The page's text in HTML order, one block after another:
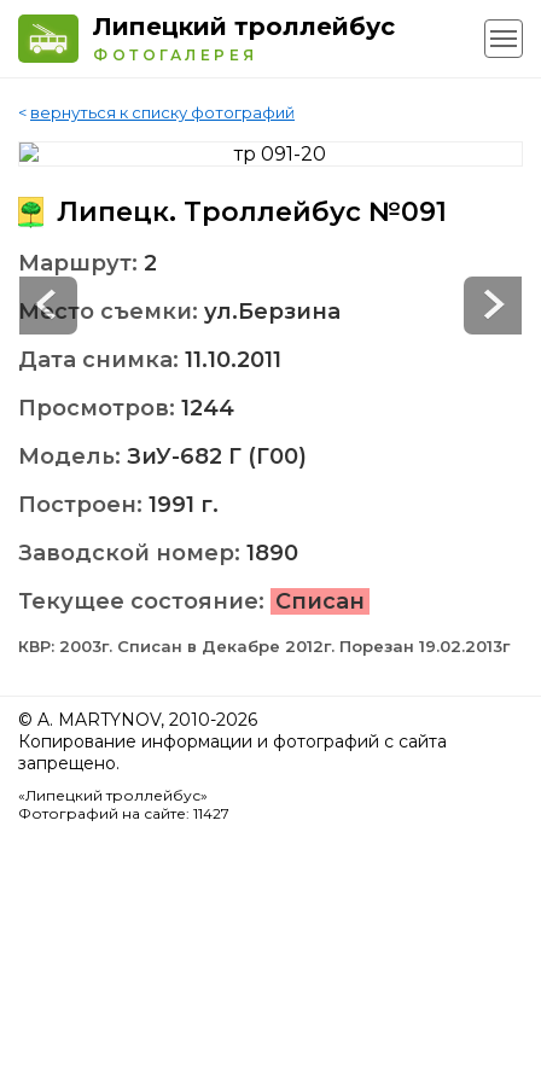
Липецкий троллейбус
ФОТОГАЛЕРЕЯ
< вернуться к списку фотографий
Липецк. Троллейбус №091
Маршрут: 2
Место съемки: ул.Берзина
Дата снимка: 11.10.2011
Просмотров: 1244
Модель: ЗиУ-682 Г (Г00)
Построен: 1991 г.
Заводской номер: 1890
Текущее состояние: Списан
КВР: 2003г. Списан в Декабре 2012г. Порезан 19.02.2013г
© A. MARTYNOV, 2010-2026
Копирование информации и фотографий с сайта
запрещено.
«Липецкий троллейбус»
Фотографий на сайте: 11427